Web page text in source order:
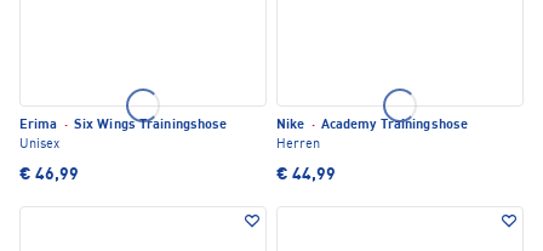
Erima · Six Wings Trainingshose
Unisex
€ 46,99
Nike · Academy Trainingshose
Herren
€ 44,99